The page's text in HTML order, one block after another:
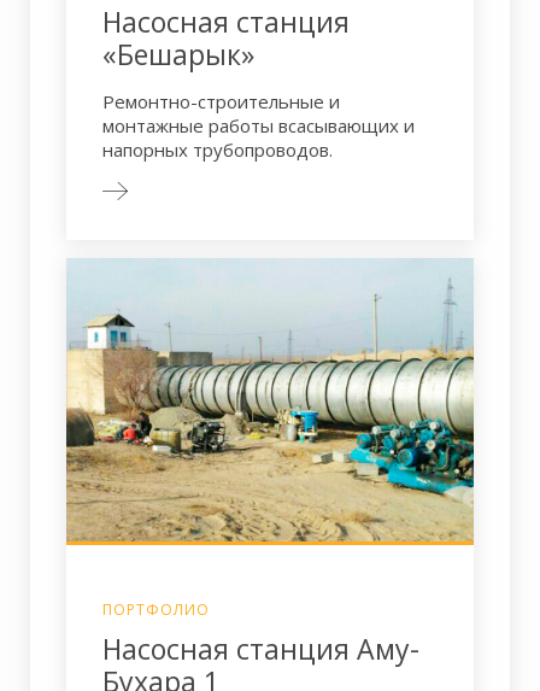
Насосная станция
«Бешарык»
Ремонтно-строительные и
монтажные работы всасывающих и
напорных трубопроводов.
ПОРТФОЛИО
Насосная станция Аму-
Бухара 1